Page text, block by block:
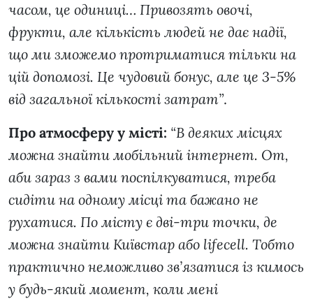
часом, це одиниці… Привозять овочі,
фрукти, але кількість людей не дає надії,
що ми зможемо протриматися тільки на
цій допомозі. Це чудовий бонус, але це 3-5%
від загальної кількості затрат”.
Про атмосферу у місті: “В деяких місцях
можна знайти мобільний інтернет. От,
аби зараз з вами поспілкуватися, треба
сидіти на одному місці та бажано не
рухатися. По місту є дві-три точки, де
можна знайти Київстар або lifecell. Тобто
практично неможливо зв’язатися із кимось
у будь-який момент, коли мені